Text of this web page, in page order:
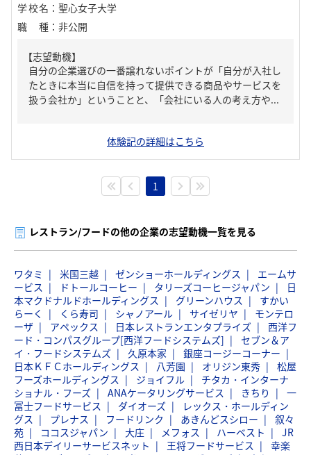
学校名 ： 聖心女子大学
職種 ： 非公開
【志望動機】
自分の企業選びの一番譲れないポイントが「自分が入社し
たときに本当に自信を持って提供できる商品やサービスを
扱う会社か」ということと、「会社にいる人の考え方や...
体験記の詳細はこちら
1
レストラン/フードの他の企業の志望動機一覧を見る
ワタミ 米国三越 ゼンショーホールディングス
エームサ
ービス
ドトールコーヒー タリーズコーヒージャパン
日
本マクドナルドホールディングス
グリーンハウス
すかい
らーく
くら寿司 シャノアール サイゼリヤ
モンテロ
ーザ
アペックス 日本レストランエンタプライズ
西洋フ
ード・コンパスグループ[西洋フードシステムズ]
セブン＆ア
イ・フードシステムズ
久原本家
銀座コージーコーナー
日本ＫＦＣホールディングス
八芳園 オリジン東秀
松屋
フーズホールディングス
ジョイフル
チタカ・インターナ
ショナル・フーズ
ANAケータリングサービス きちり
一
冨士フードサービス
ダイオーズ
レックス・ホールディン
グス
プレナス フードリンク あきんどスシロー
叙々
苑
ココスジャパン 大庄 メフォス ハーベスト
JR
西日本デイリーサービスネット
王将フードサービス
幸楽